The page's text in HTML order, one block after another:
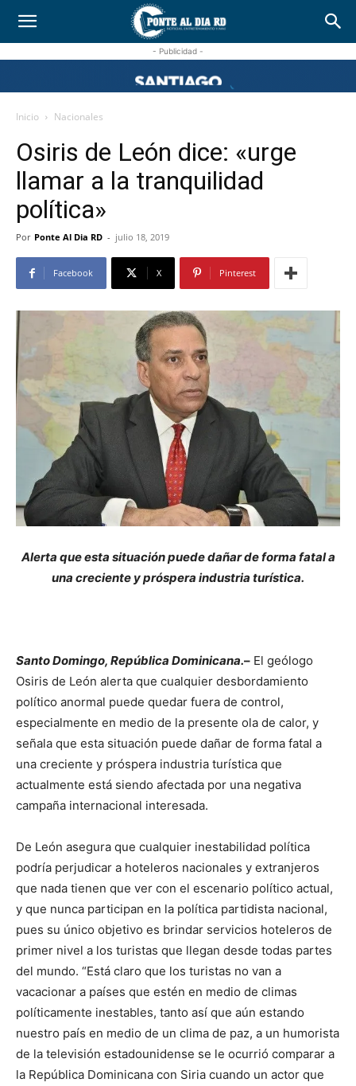
- Publicidad -
Inicio Nacionales
Osiris de León dice: «urge
llamar a la tranquilidad
política»
Por Ponte Al Dia RD - julio 18, 2019
Facebook X Pinterest
Alerta que esta situación puede dañar de forma fatal a
una creciente y próspera industria turística.
Santo Domingo, República Dominicana.– El geólogo
Osiris de León alerta que cualquier desbordamiento
político anormal puede quedar fuera de control,
especialmente en medio de la presente ola de calor, y
señala que esta situación puede dañar de forma fatal a
una creciente y próspera industria turística que
actualmente está siendo afectada por una negativa
campaña internacional interesada.
De León asegura que cualquier inestabilidad política
podría perjudicar a hoteleros nacionales y extranjeros
que nada tienen que ver con el escenario político actual,
y que nunca participan en la política partidista nacional,
pues su único objetivo es brindar servicios hoteleros de
primer nivel a los turistas que llegan desde todas partes
del mundo. “Está claro que los turistas no van a
vacacionar a países que estén en medio de climas
políticamente inestables, tanto así que aún estando
nuestro país en medio de un clima de paz, a un humorista
de la televisión estadounidense se le ocurrió comparar a
la República Dominicana con Siria cuando un actor que